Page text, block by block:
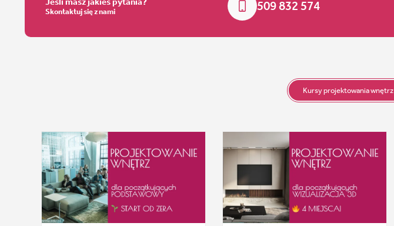
Skontaktuj się z nami 509 832 574
Kursy projektowania wnętrz